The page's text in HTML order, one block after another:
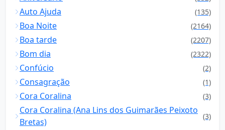
Auto Ajuda (135)
Boa Noite (2164)
Boa tarde (2207)
Bom dia (2322)
Confúcio (2)
Consagração (1)
Cora Coralina (3)
Cora Coralina (Ana Lins dos Guimarães Peixoto
Bretas)
(3)